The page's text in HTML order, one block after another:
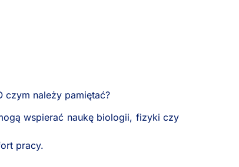
czym należy pamiętać?
wspierać naukę biologii, fizyki czy
pracy.